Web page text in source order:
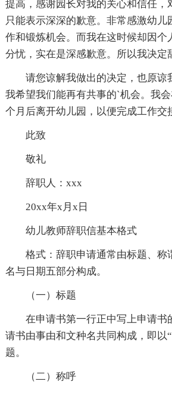
提高，感谢园长对我的关心和信任，
只能表示深深的歉意。非常感激幼儿
作和锻炼机会。而我在这时候却因个
分忧，实在是深感歉意。所以我决定
请您谅解我做出的决定，也原谅
我希望我们能再有共事的`机会。我
个月后离开幼儿园，以便完成工作交
此致
敬礼
辞职人：xxx
20xx年x月x日
幼儿教师辞职信基本格式
格式：辞职申请通常由标题、称
名与日期五部分构成。
（一）标题
在申请书第一行正中写上申请书
请书由事由和文种名共同构成，即以
题。
（二）称呼